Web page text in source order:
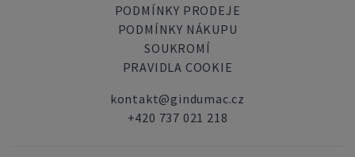
PODMÍNKY PRODEJE
PODMÍNKY NÁKUPU
SOUKROMÍ
PRAVIDLA COOKIE
kontakt@gindumac.cz
+420 737 021 218